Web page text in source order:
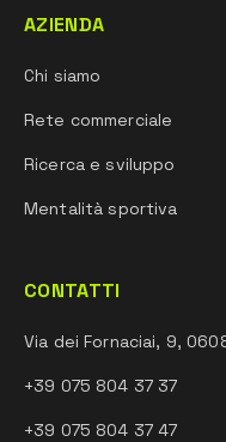
AZIENDA
Chi siamo
Rete commerciale
Ricerca e sviluppo
Mentalità sportiva
CONTATTI
Via dei Fornaciai, 9,
+39 075 804 37 37
+39 075 804 37 47